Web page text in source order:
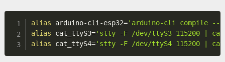
alias arduino-cli-esp32='arduino-cli compile --
alias
cat_ttyS3='stty -F /dev/ttyS3 115200 |
alias
cat_ttyS4='stty -F /dev/ttyS4 115200 |